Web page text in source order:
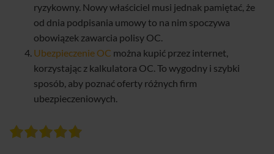
ryzykowny. Nowy właściciel musi jednak pamiętać, że
od dnia podpisania umowy to na nim spoczywa
obowiązek zawarcia polisy OC.
Ubezpieczenie OC można kupić przez internet,
korzystając z kalkulatora OC. To wygodny i szybki
sposób, aby poznać oferty różnych firm
ubezpieczeniowych.